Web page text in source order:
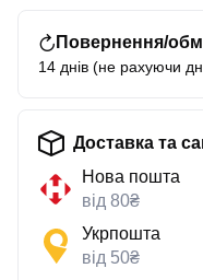
Повернення/
14 днів (не рахуючи
Доставка та
Нова пошта
від 80₴
Укрпошта
від 50₴